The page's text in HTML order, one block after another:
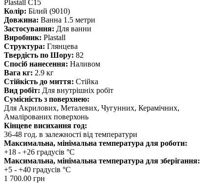
Plastall C15
Колір: Білий (9010)
Довжина: Ванна 1.5 метри
Застосування: Для ванни
Виробник: Plastall
Структура: Глянцева
Твердість по Шору: 82
Спосіб нанесення: Наливом
Вага кг: 2.9 кг
Стійкість до миття: Стійка
Вид робіт: Для внутрішніх робіт
Сумісність з поверхнею:
Для Акрилових, Металевих, Чугунних, Керамічних,
Амалірованих поверхонь
Кінцеве висихання год:
36-48 год. в залежності від температури
Максимальна, мінімальна температура для роботи:
+18 - +26 градусів °C
Максимальна, мінімальна температура для зберігання:
+5 - +40 градусів °C
1 700.00 грн